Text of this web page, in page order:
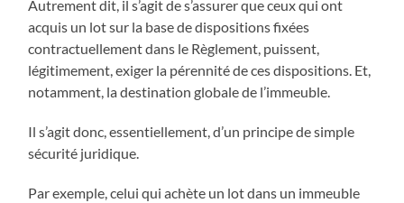
Autrement dit, il s’agit de s’assurer que ceux qui ont
acquis un lot sur la base de dispositions fixées
contractuellement dans le Règlement, puissent,
légitimement, exiger la pérennité de ces dispositions. Et,
notamment, la destination globale de l’immeuble.
Il s’agit donc, essentiellement, d’un principe de simple
sécurité juridique.
Par exemple, celui qui achète un lot dans un immeuble